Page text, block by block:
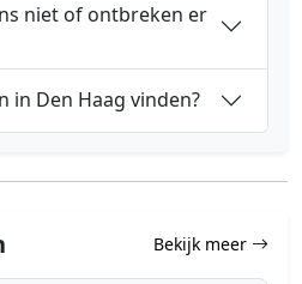
niet of ontbreken er
in Den Haag vinden?
Bekijk meer